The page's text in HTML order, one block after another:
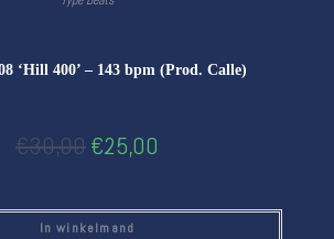
‘Hill 400’ – 143 bpm (Prod. Calle)
€30,00€25,00
In winkelmand